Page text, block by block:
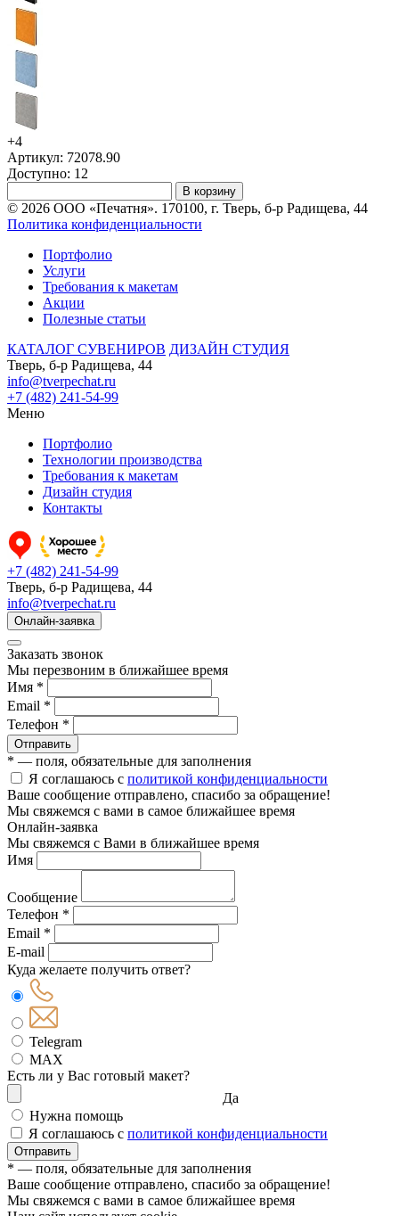
+4
Артикул: 72078.90
Доступно: 12
В корзину
© 2026 ООО «Печатня». 170100, г. Тверь, б-р Радищева, 44
Политика конфиденциальности
Портфолио
Услуги
Требования к макетам
Акции
Полезные статьи
КАТАЛОГ СУВЕНИРОВ ДИЗАЙН СТУДИЯ
Тверь, б-р Радищева, 44
info@tverpechat.ru
+7 (482) 241-54-99
Меню
Портфолио
Технологии производства
Требования к макетам
Дизайн студия
Контакты
+7 (482) 241-54-99
Тверь, б-р Радищева, 44
info@tverpechat.ru
Онлайн-заявка
Заказать звонок
Мы перезвоним в ближайшее время
Имя *
Email *
Телефон *
Отправить
* — поля, обязательные для заполнения
Я соглашаюсь с политикой конфиденциальности
Ваше сообщение отправлено, спасибо за обращение!
Мы свяжемся с вами в самое ближайшее время
Онлайн-заявка
Мы свяжемся с Вами в ближайшее время
Имя
Сообщение
Телефон *
Email *
E-mail
Куда желаете получить ответ?
Telegram
MAX
Есть ли у Вас готовый макет?
Да
Нужна помощь
Я соглашаюсь с политикой конфиденциальности
Отправить
* — поля, обязательные для заполнения
Ваше сообщение отправлено, спасибо за обращение!
Мы свяжемся с вами в самое ближайшее время